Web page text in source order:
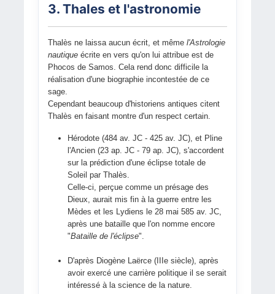
3. Thales et l'astronomie
Thalès ne laissa aucun écrit, et même l'Astrologie
nautiqueécrite en vers qu'on lui attribue est de
Phocos de Samos. Cela rend donc difficile la
réalisation d'une biographie incontestée de ce
sage.
Cependant beaucoup d'historiens antiques citent
Thalès en faisant montre d'un respect certain.
Hérodote (484 av. JC - 425 av. JC), et Pline
l'Ancien (23 ap. JC - 79 ap. JC), s'accordent
sur la prédiction d'une éclipse totale de
Soleil par Thalès.
Celle-ci, perçue comme un présage des
Dieux, aurait mis fin à la guerre entre les
Mèdes et les Lydiens le 28 mai 585 av. JC,
après une bataille que l'on nomme encore
"Bataille de l'éclipse".
D'après Diogène Laërce (IIIe siècle), après
avoir exercé une carrière politique il se serait
intéressé à la science de la nature.